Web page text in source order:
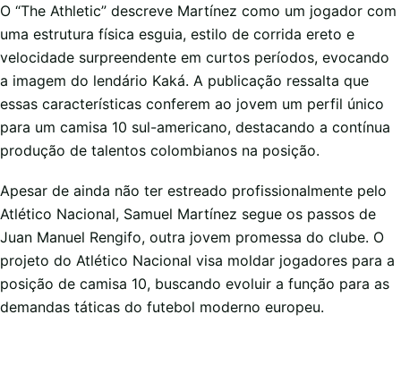
O “The Athletic” descreve Martínez como um jogador com
uma estrutura física esguia, estilo de corrida ereto e
velocidade surpreendente em curtos períodos, evocando
a imagem do lendário Kaká. A publicação ressalta que
essas características conferem ao jovem um perfil único
para um camisa 10 sul-americano, destacando a contínua
produção de talentos colombianos na posição.
Apesar de ainda não ter estreado profissionalmente pelo
Atlético Nacional, Samuel Martínez segue os passos de
Juan Manuel Rengifo, outra jovem promessa do clube. O
projeto do Atlético Nacional visa moldar jogadores para a
posição de camisa 10, buscando evoluir a função para as
demandas táticas do futebol moderno europeu.